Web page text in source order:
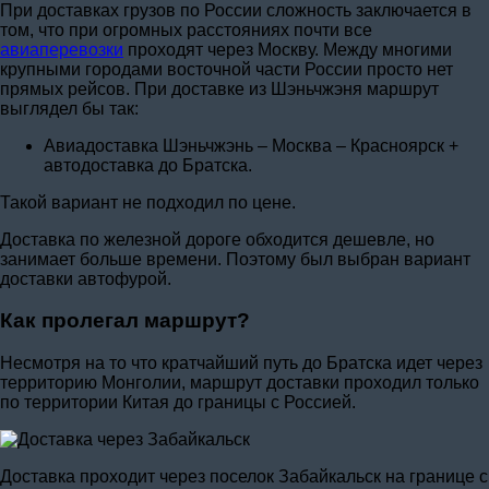
При доставках грузов по России сложность заключается в
том, что при огромных расстояниях почти все
авиаперевозки проходят через Москву. Между многими
крупными городами восточной части России просто нет
прямых рейсов. При доставке из Шэньчжэня маршрут
выглядел бы так:
Авиадоставка Шэньчжэнь – Москва – Красноярск +
автодоставка до Братска.
Такой вариант не подходил по цене.
Доставка по железной дороге обходится дешевле, но
занимает больше времени. Поэтому был выбран вариант
доставки автофурой.
Как пролегал маршрут?
Несмотря на то что кратчайший путь до Братска идет через
территорию Монголии, маршрут доставки проходил только
по территории Китая до границы с Россией.
Доставка проходит через поселок Забайкальск на границе с